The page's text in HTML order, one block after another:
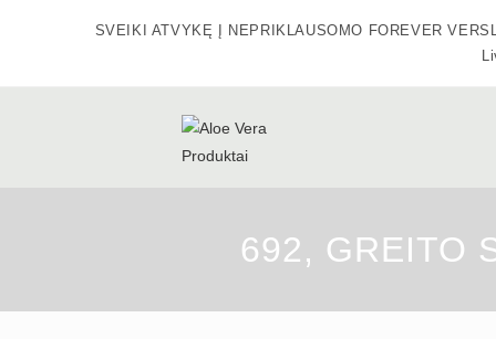
SVEIKI ATVYKĘ Į NEPRIKLAUSOMO FOREVER
692, GREITO